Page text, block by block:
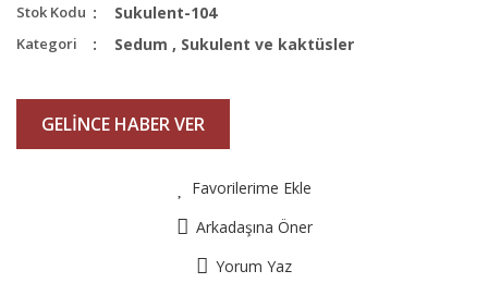
Stok Kodu Sukulent-104
Kategori Sedum , Sukulent ve kaktüsler
GELİNCE HABER VER
Favorilerime Ekle
Arkadaşına Öner
Yorum Yaz